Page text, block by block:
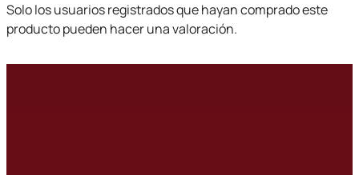
Solo los usuarios registrados que hayan comprado este
producto pueden hacer una valoración.